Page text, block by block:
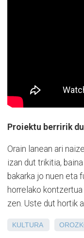
Proiektu berririk
Orain lanean ari
izan dut trikitia,
bakarka jo nuen eta
horrelako
zen. Uste dut hortik
KULTURA